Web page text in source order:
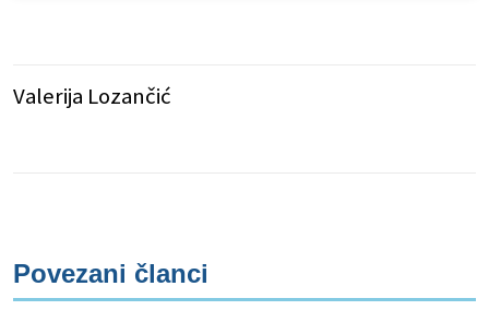
Valerija Lozančić
Povezani članci